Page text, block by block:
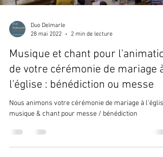
Duo Delmarle
28 mai 2022
2 min de lecture
Musique et chant pour
de votre cérémonie de mariage à
l'église : bénédiction ou messe
Nous animons votre cérémonie de mariage à
musique & chant pour messe / bénédiction